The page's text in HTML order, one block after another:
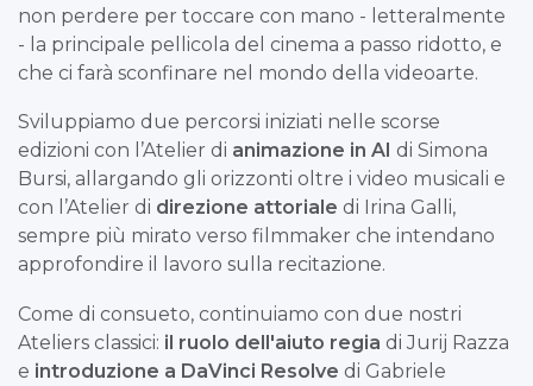
non perdere per toccare con mano - letteralmente
- la principale pellicola del cinema a passo ridotto, e
che ci farà sconfinare nel mondo della videoarte.
Sviluppiamo due percorsi iniziati nelle scorse
edizioni con l’Atelier di animazione in AI di Simona
Bursi, allargando gli orizzonti oltre i video musicali e
con l’Atelier di direzione attoriale di Irina Galli,
sempre più mirato verso filmmaker che intendano
approfondire il lavoro sulla recitazione.
Come di consueto, continuiamo con due nostri
Ateliers classici: il ruolo dell'aiuto regia di Jurij Razza
e introduzione a DaVinci Resolve di Gabriele